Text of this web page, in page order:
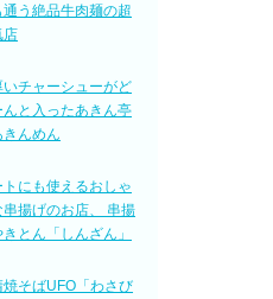
通う絶品牛肉麺の超
店
いチャーシューがど
んと入ったあきん亭
きんめん
トにも使えるおしゃ
串揚げのお店、 串揚
とん「しんざん」
焼そばUFO「わさび